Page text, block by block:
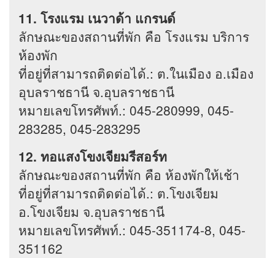
11. โรงแรม เนวาด้า แกรนด์
ลักษณะของสถานที่พัก คือ โรงแรม บริการ
ห้องพัก
ที่อยู่ที่สามารถติดต่อได้.: ต.ในเมือง อ.เมือง
อุบลราชธานี จ.อุบลราชธานี
หมายเลขโทรศัพท์.: 045-280999, 045-
283285, 045-283295
12. ทอแสงโขงเจียมรีสอร์ท
ลักษณะของสถานที่พัก คือ ห้องพักให้เช้า
ที่อยู่ที่สามารถติดต่อได้.: ต.โขงเจียม
อ.โขงเจียม จ.อุบลราชธานี
หมายเลขโทรศัพท์.: 045-351174-8, 045-
351162